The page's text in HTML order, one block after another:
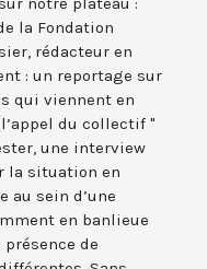
la Fondation
rédacteur en
: un reportage sur
qui viennent en
du collectif "
une interview
la situation en
au sein d’une
en banlieue
de